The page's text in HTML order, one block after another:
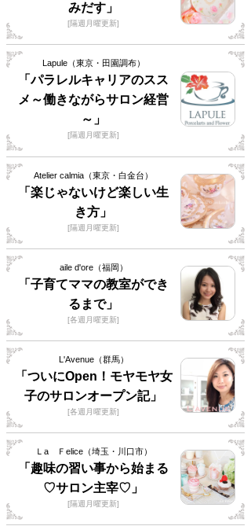
みだす」
[隔週月曜更新]
Lapule（東京・田園調布）
「パラレルキャリアのスス
メ～働きながらサロン経営
～」
[隔週月曜更新]
Atelier calmia（東京・白金台）
「楽じゃないけど楽しい生
き方」
[隔週月曜更新]
aile d'ore（福岡）
「子育てママの教室ができ
るまで」
[各週月曜更新]
L'Avenue（群馬）
「ついにOpen！モヤモヤ女
子のサロンオープン記」
[各週月曜更新]
Ｌa Ｆelice（埼玉・川口市）
「趣味の習い事から始まる
♡サロン主宰♡」
[隔週月曜更新]